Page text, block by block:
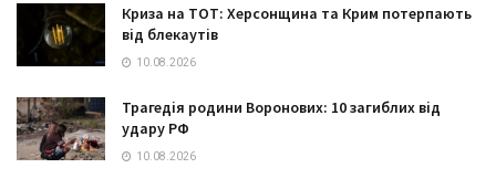
Криза на ТОТ: Херсонщина та Крим потерпають
від блекаутів
10.08.2026
Трагедія родини Воронових: 10 загиблих від
удару РФ
10.08.2026